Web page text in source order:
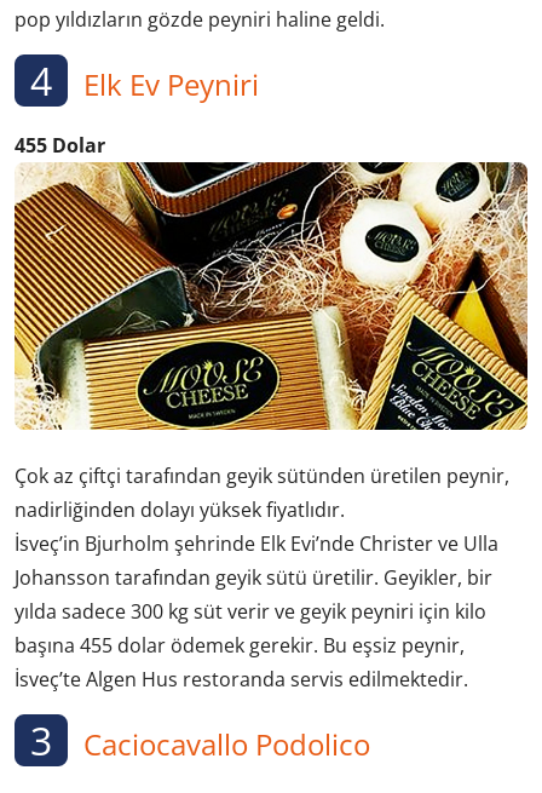
pop yıldızların gözde peyniri haline geldi.
4 Elk Ev Peyniri
455 Dolar
Çok az çiftçi tarafından geyik sütünden üretilen peynir,
nadirliğinden dolayı yüksek fiyatlıdır.
İsveç’in Bjurholm şehrinde Elk Evi’nde Christer ve Ulla
Johansson tarafından geyik sütü üretilir. Geyikler, bir
yılda sadece 300 kg süt verir ve geyik peyniri için kilo
başına 455 dolar ödemek gerekir. Bu eşsiz peynir,
İsveç’te Algen Hus restoranda servis edilmektedir.
3 Caciocavallo Podolico